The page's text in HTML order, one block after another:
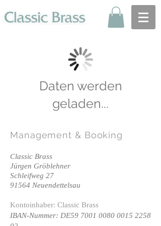
Daten werden
geladen...
Management & Booking
Classic Brass
Jürgen Gröblehner
Schleifweg 27
91564 Neuendettelsau
Kontoinhaber: Classic Brass
IBAN-Nummer: DE59 7001 0080 0015 2258